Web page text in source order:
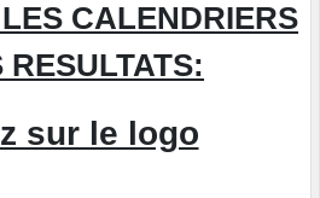
CALENDRIERS
RESULTATS:
sur le logo